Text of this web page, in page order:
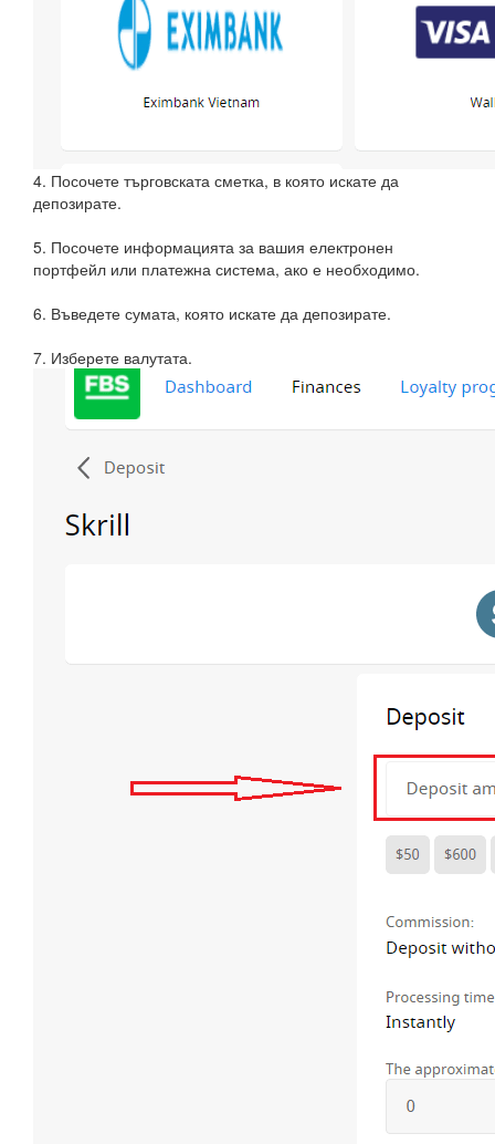
4. Посочете търговската сметка, в която искате да
депозирате.
5. Посочете информацията за вашия електронен
портфейл или платежна система, ако е необходимо.
6. Въведете сумата, която искате да депозирате.
7. Изберете валутата.